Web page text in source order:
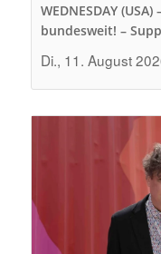
WEDNESDAY
bundesweit! –
Di., 11. August